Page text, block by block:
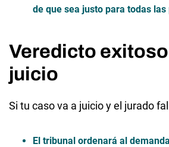
de que sea justo para todas las
Veredicto exitoso
juicio
Si tu caso va a juicio y el jurado
El tribunal ordenará al